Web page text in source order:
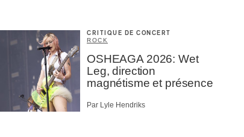
CRITIQUE DE CONCERT
ROCK
OSHEAGA 2026: Wet
Leg, direction
magnétisme et présence
Par Lyle Hendriks